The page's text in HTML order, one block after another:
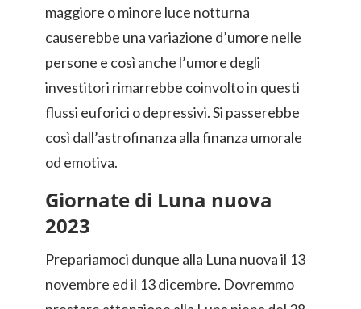
maggiore o minore luce notturna
causerebbe una variazione d’umore nelle
persone e così anche l’umore degli
investitori rimarrebbe coinvolto in questi
flussi euforici o depressivi. Si passerebbe
così dall’astrofinanza alla finanza umorale
od emotiva.
Giornate di Luna nuova
2023
Prepariamoci dunque alla Luna nuova il 13
novembre ed il 13 dicembre. Dovremmo